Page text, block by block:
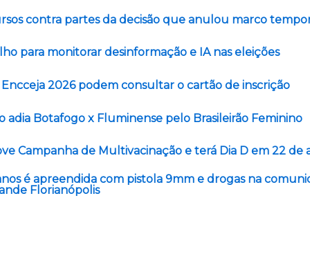
contra partes da decisão que anulou marco
para monitorar desinformação e IA nas eleições
2026 podem consultar o cartão de inscrição
adia Botafogo x Fluminense pelo Brasileirão Feminino
Campanha de Multivacinação e terá Dia D em 22 de
é apreendida com pistola 9mm e drogas na
Florianópolis